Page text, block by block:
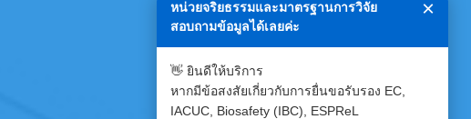
หน่วยจริยธรรมและมาตรฐานการวิจัย
สอบถามข้อมูลได้เลยค่ะ
×
👋 ยินดีให้บริการ
หากมีข้อสงสัยเกี่ยวกับการยื่นขอรับรอง EC,
IACUC, Biosafety (IBC), ESPReL